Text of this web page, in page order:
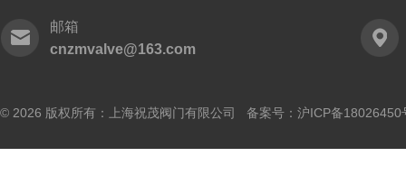
邮箱
cnzmvalve@163.com
© 2026 版权所有：上海祝茂阀门有限公司 备案号： 沪ICP备18026450